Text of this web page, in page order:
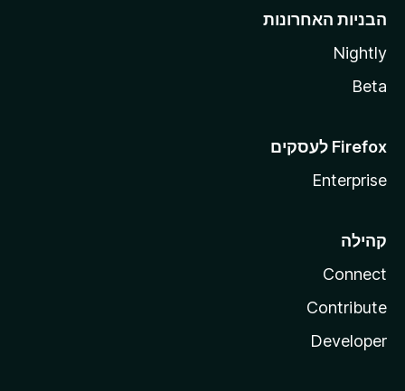
הבניות האחרונות
Nightly
Beta
Enterprise
קהילה
Connect
Contribute
Developer